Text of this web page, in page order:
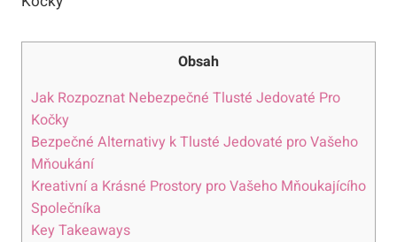
Obsah
Jak Rozpoznat Nebezpečné Tlusté Jedovaté Pro
Kočky
Bezpečné Alternativy k Tlusté Jedovaté pro Vašeho
Mňoukání
Kreativní a Krásné Prostory pro Vašeho Mňoukajícího
Společníka
Key Takeaways